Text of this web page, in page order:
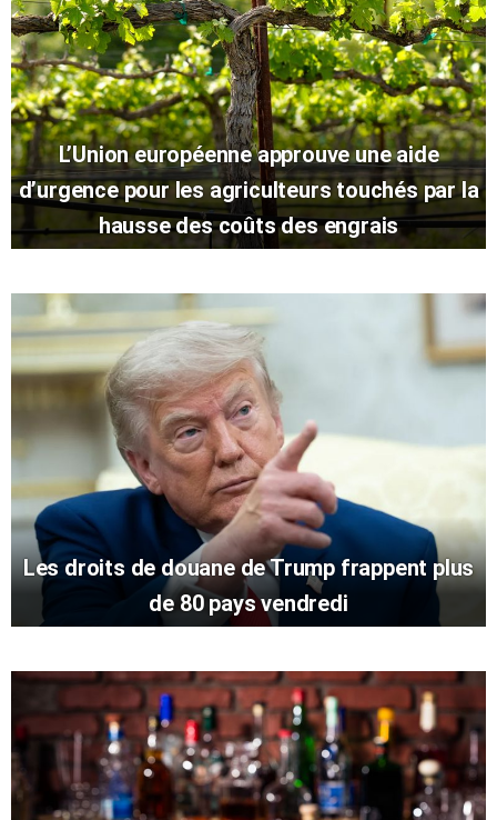
L’Union européenne approuve une aide
d’urgence pour les agriculteurs touchés par la
hausse des coûts des engrais
Les droits de douane de Trump frappent plus
de 80 pays vendredi